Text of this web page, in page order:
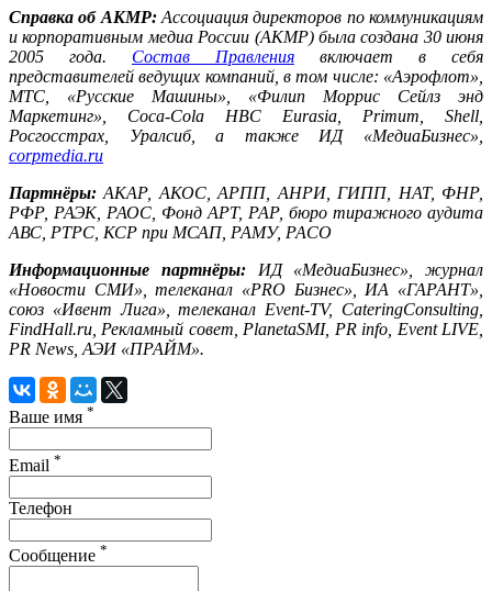
Справка об АКМР:Ассоциация директоров по коммуникациям
и корпоративным медиа России (АКМР) была создана 30 июня
2005 года. Состав Правления включает в себя
представителей ведущих компаний, в том числе: «Аэрофлот»,
МТС, «Русские Машины», «Филип Моррис Сейлз энд
Маркетинг», Coca-Cola HBC Eurasia Primum , Shell,
Росгосстрах, Уралсиб, а также ИД «МедиаБизнес»,
corpmedia.ru
Партнёры: АКАР, АКОС, АРПП, АНРИ, ГИПП, НАТ, ФНР,
РФР, РАЭК, РАОС, Фонд АРТ, РАР, бюро тиражного аудита
АВС, РТРС, КСР при МСАП, РАМУ, РАСО
Информационные партнёры:ИД «МедиаБизнес», журнал
«Новости СМИ», телеканал «PRO Бизнес», ИА «ГАРАНТ»,
союз «Ивент Лига», телеканал Event-TV, CateringConsulting,
FindHall.ru, Рекламный совет, PlanetaSMI, PR info, Event LIVE,
PR News, АЭИ «ПРАЙМ».
Ваше имя *
Email *
Телефон
Сообщение *